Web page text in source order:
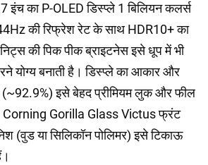
इंच का P-OLED डिस्प्ले 1 बिलियन कलर्स
की रिफ्रेश रेट के साथ HDR10+ का
की पिक पीक ब्राइटनेस इसे धूप में भी
योग्य बनाती है। डिस्प्ले का आकार और
(~92.9%) इसे बेहद प्रीमियम लुक और फील
Corning Gorilla Glass Victus फ्रंट
(वुड या सिलिकॉन पोलिमर) इसे टिकाऊ